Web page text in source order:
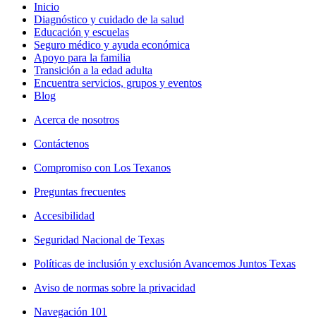
Inicio
Diagnóstico y cuidado de la salud
Educación y escuelas
Seguro médico y ayuda económica
Apoyo para la familia
Transición a la edad adulta
Encuentra servicios, grupos y eventos
Blog
Acerca de nosotros
Contáctenos
Compromiso con Los Texanos
Preguntas frecuentes
Accesibilidad
Seguridad Nacional de Texas
Políticas de inclusión y exclusión Avancemos Juntos Texas
Aviso de normas sobre la privacidad
Navegación 101